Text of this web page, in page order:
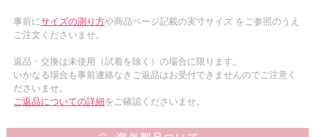
事前にサイズの測り方や商品ページ記載の実寸サイズ をご参照のうえ
ご注文くださいませ。
返品・交換は未使用（試着を除く）の場合に限ります。
いかなる場合も事前連絡なきご返品はお受付できませんのでご注意く
ださいませ。
ご返品についての詳細をご確認くださいませ。